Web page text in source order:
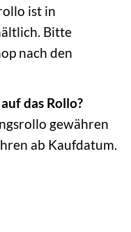
ist in
Bitte
nach den
das Rollo?
gewähren
ab Kaufdatum.